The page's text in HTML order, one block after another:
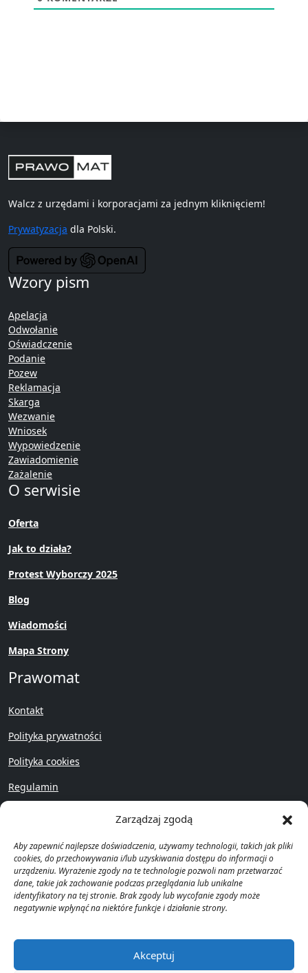
Zarządzaj zgodą
Aby zapewnić najlepsze doświadczenia, używamy technologii, takich jak pliki
cookies, do przechowywania i/lub uzyskiwania dostępu do informacji o
urządzeniu. Wyrażenie zgody na te technologie pozwoli nam przetwarzać
dane, takie jak zachowanie podczas przeglądania lub unikalne
identyfikatory na tej stronie. Brak zgody lub wycofanie zgody może
negatywnie wpłynąć na niektóre funkcje i działanie strony.
Akceptuj
Walcz z urzędami i korporacjami za jednym kliknięciem!
Prywatyzacja dla Polski.
Wzory pism
Apelacja
Odwołanie
Oświadczenie
Podanie
Pozew
Reklamacja
Skarga
Wezwanie
Wniosek
Wypowiedzenie
Zawiadomienie
Zażalenie
O serwisie
Oferta
Jak to działa?
Protest Wyborczy 2025
Blog
Wiadomości
Mapa Strony
Prawomat
Kontakt
Polityka prywatności
Polityka cookies
Regulamin
Copyright © Prawomat 2023 -